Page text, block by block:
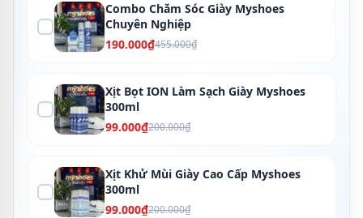
Combo Chăm Sóc Giày Myshoes
Chuyên Nghiệp
190.000₫455.000₫
Xịt Bọt ION Làm Sạch Giày Myshoes
300ml
99.000₫200.000₫
Xịt Khử Mùi Giày Cao Cấp Myshoes
300ml
99.000₫200.000₫